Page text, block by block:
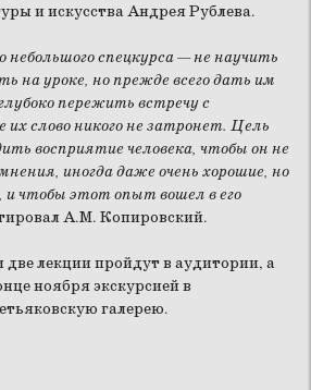
и искусства Андрея Рублева.
спецкурса — не научить
на уроке, но прежде всего дать им
пережить встречу с
их словоникого не затронет. Цель
восприятие человека, чтобы он не
иногда даже очень хорошие, но
и чтобы этот опыт вошел вего
А.М. Копировский.
две лекции пройдут в аудитории, а
ноября экскурсией в
галерею.